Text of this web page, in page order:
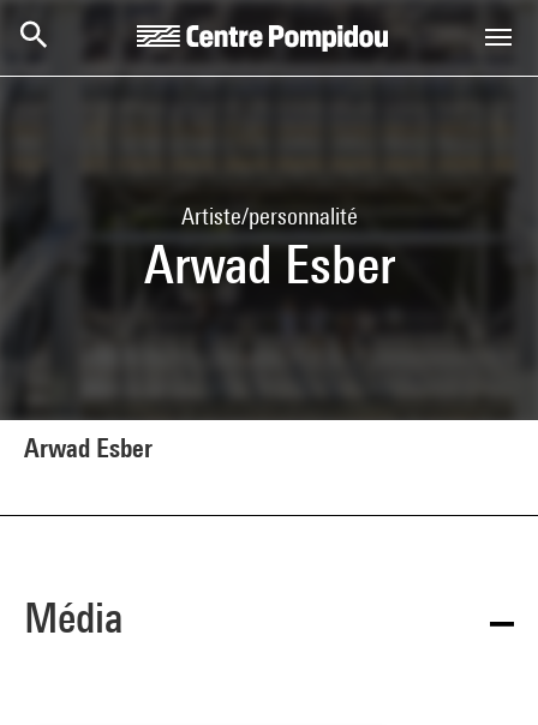
Artiste/personnalité
Arwad Esber
Arwad Esber
Média